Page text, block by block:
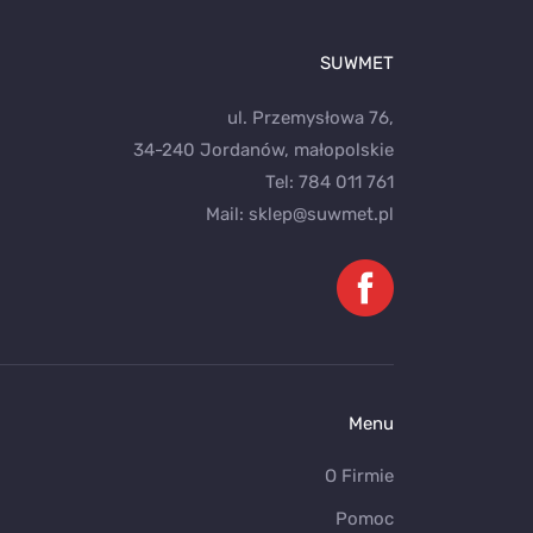
SUWMET
ul. Przemysłowa 76,
34-240 Jordanów, małopolskie
Tel: 784 011 761
Mail: sklep@suwmet.pl
Menu
O Firmie
Pomoc